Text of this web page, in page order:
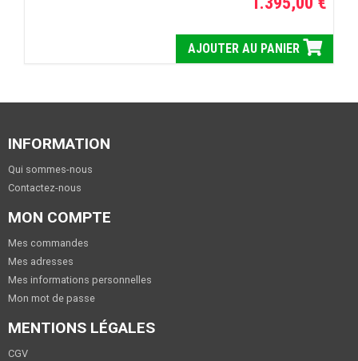
AJOUTER AU PANIER
INFORMATION
Qui sommes-nous
Contactez-nous
MON COMPTE
Mes commandes
Mes adresses
Mes informations personnelles
Mon mot de passe
MENTIONS LÉGALES
CGV